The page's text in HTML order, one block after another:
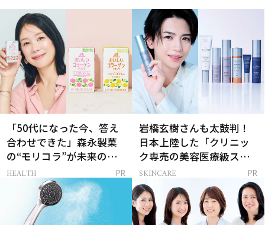
「50代になった今、答え
合わせできた」森永製菓
の“モリコラ”が未来のキ
レイを連れてくる！
HEALTH PR
岩橋玄樹さんも太鼓判！
日本上陸した「クリニッ
ク専売の美容医療級スキ
ンケア」
SKINCARE PR